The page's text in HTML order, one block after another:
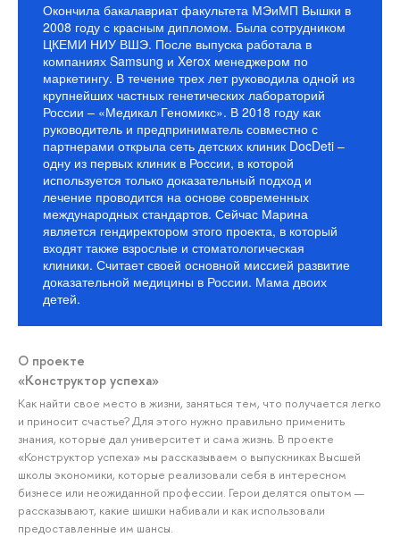
Окончила бакалавриат факультета МЭиМП Вышки в
2008 году с красным дипломом. Была сотрудником
ЦКЕМИ НИУ ВШЭ. После выпуска работала в
компаниях Samsung и Xerox менеджером по
маркетингу. В течение трех лет руководила одной из
крупнейших частных генетических лабораторий
России – «Медикал Геномикс». В 2018 году как
руководитель и предприниматель совместно с
партнерами открыла сеть детских клиник DocDeti –
одну из первых клиник в России, в которой
используется только доказательный подход и
лечение проводится на основе современных
международных стандартов. Сейчас Марина
является гендиректором этого проекта, в который
входят также взрослые и стоматологическая
клиники. Считает своей основной миссией развитие
доказательной медицины в России. Мама двоих
детей.
О проекте
«Конструктор успеха»
Как найти свое место в жизни, заняться тем, что получается легко
и приносит счастье? Для этого нужно правильно применить
знания, которые дал университет и сама жизнь. В проекте
«Конструктор успеха» мы рассказываем о выпускниках Высшей
школы экономики, которые реализовали себя в интересном
бизнесе или неожиданной профессии. Герои делятся опытом —
рассказывают, какие шишки набивали и как использовали
предоставленные им шансы.